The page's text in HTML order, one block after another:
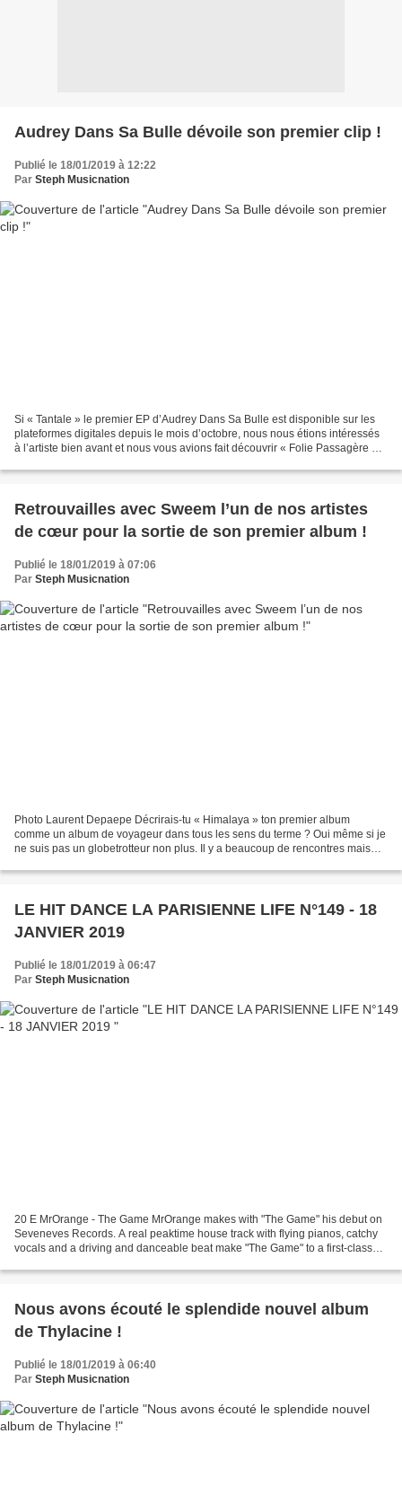
Audrey Dans Sa Bulle dévoile son premier clip !
Publié le 18/01/2019 à 12:22
Par Steph Musicnation
Si « Tantale » le premier EP d’Audrey Dans Sa Bulle est disponible sur les
plateformes digitales depuis le mois d’octobre, nous nous étions intéressés
à l’artiste bien avant et nous vous avions fait découvrir « Folie Passagère »
Retrouvailles avec Sweem l’un de nos artistes
de cœur pour la sortie de son premier album !
Publié le 18/01/2019 à 07:06
Par Steph Musicnation
Photo Laurent Depaepe Décrirais-tu « Himalaya » ton premier album
comme un album de voyageur dans tous les sens du terme ? Oui même si je
ne suis pas un globetrotteur non plus. Il y a beaucoup de rencontres mais
LE HIT DANCE LA PARISIENNE LIFE N°149 - 18
JANVIER 2019
Publié le 18/01/2019 à 06:47
Par Steph Musicnation
20 E MrOrange - The Game MrOrange makes with "The Game" his debut on
Seveneves Records. A real peaktime house track with flying pianos, catchy
vocals and a driving and danceable beat make "The Game" to a first-class
Nous avons écouté le splendide nouvel album
de Thylacine !
Publié le 18/01/2019 à 06:40
Par Steph Musicnation